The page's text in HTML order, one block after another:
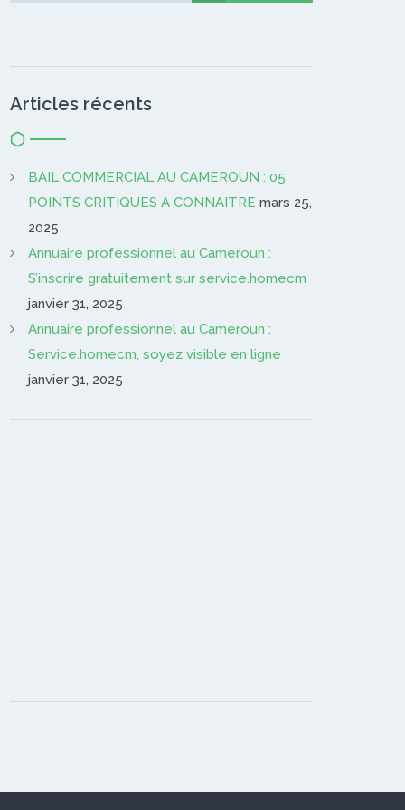
Articles récents
BAIL COMMERCIAL AU CAMEROUN : 05
POINTS CRITIQUES A CONNAITRE mars 25,
2025
Annuaire professionnel au Cameroun :
S’inscrire gratuitement sur service.homecm
janvier 31, 2025
Annuaire professionnel au Cameroun :
Service.homecm, soyez visible en ligne
janvier 31, 2025